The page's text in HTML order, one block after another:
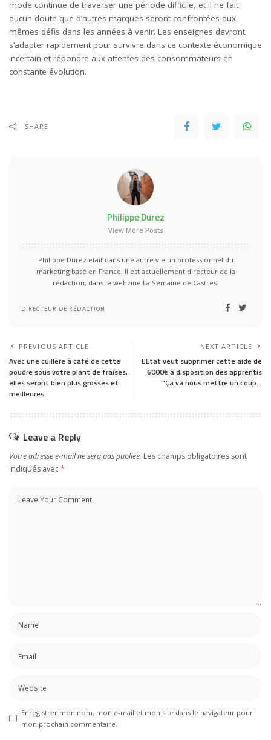
mode continue de traverser une période difficile, et il ne fait
aucun doute que d’autres marques seront confrontées aux
mêmes défis dans les années à venir. Les enseignes devront
s’adapter rapidement pour survivre dans ce contexte économique
incertain et répondre aux attentes des consommateurs en
constante évolution.
SHARE
Philippe Durez
View More Posts
Philippe Durez etait dans une autre vie un professionnel du
marketing basé en France. Il est actuellement directeur de la
rédaction, dans le webzine La Semaine de Castres.
DIRECTEUR DE RÉDACTION
PREVIOUS ARTICLE
Avec une cuillère à café de cette
poudre sous votre plant de fraises,
elles seront bien plus grosses et
meilleures
NEXT ARTICLE
L’Etat veut supprimer cette aide de
6000€ à disposition des apprentis
“Ça va nous mettre un coup…
Leave a Reply
Votre adresse e-mail ne sera pas publiée. Les champs obligatoires sont
indiqués avec*
Enregistrer mon nom, mon e-mail et mon site dans le navigateur pour
mon prochain commentaire.